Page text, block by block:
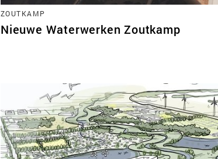
ZOUTKAMP
Nieuwe Waterwerken Zoutkamp